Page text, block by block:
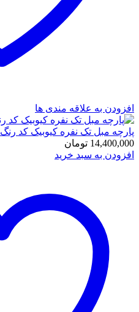
افزودن به علاقه مندی ها
پارچه مبل تک نفره کیوبیک کد رنگ 813
14,400,000 تومان
افزودن به سبد خرید